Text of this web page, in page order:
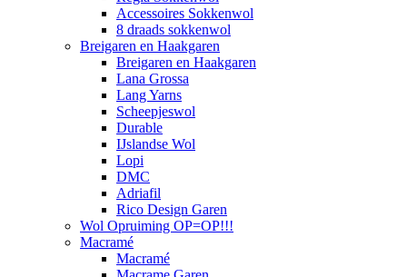
Accessoires Sokkenwol
8 draads sokkenwol
Breigaren en Haakgaren
Breigaren en Haakgaren
Lana Grossa
Lang Yarns
Scheepjeswol
Durable
IJslandse Wol
Lopi
DMC
Adriafil
Rico Design Garen
Wol Opruiming OP=OP!!!
Macramé
Macramé